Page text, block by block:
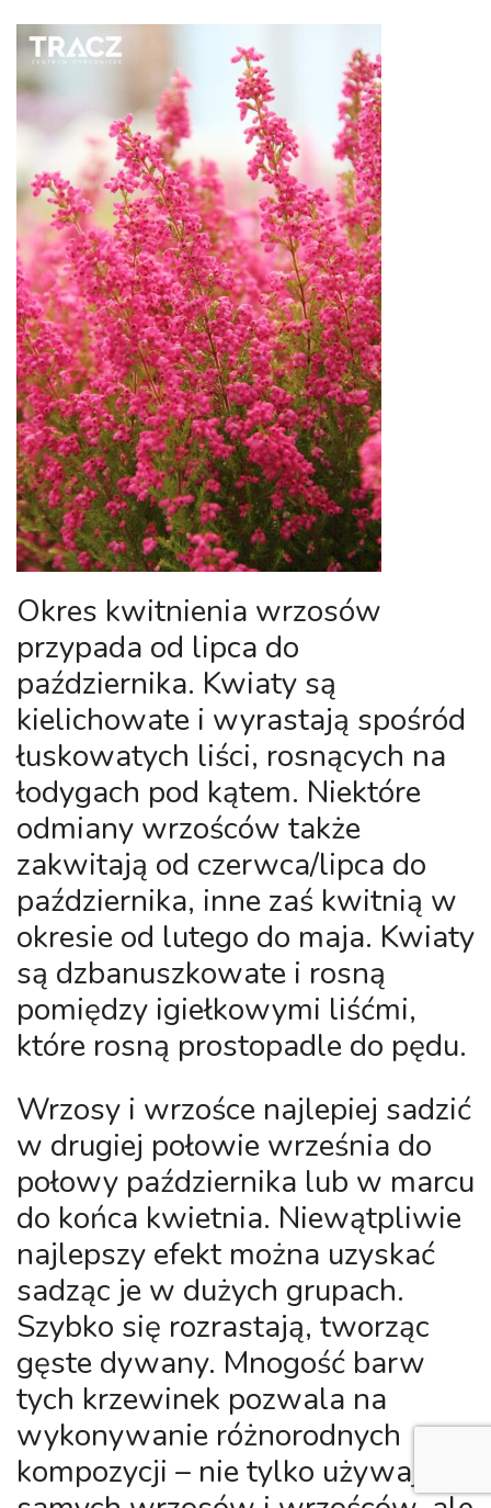
Okres kwitnienia wrzosów
przypada od lipca do
października. Kwiaty są
kielichowate i wyrastają spośród
łuskowatych liści, rosnących na
łodygach pod kątem. Niektóre
odmiany wrzośców także
zakwitają od czerwca/lipca do
października, inne zaś kwitnią w
okresie od lutego do maja. Kwiaty
są dzbanuszkowate i rosną
pomiędzy igiełkowymi liśćmi,
które rosną prostopadle do pędu.
Wrzosy i wrzośce najlepiej sadzić
w drugiej połowie września do
połowy października lub w marcu
do końca kwietnia. Niewątpliwie
najlepszy efekt można uzyskać
sadząc je w dużych grupach.
Szybko się rozrastają, tworząc
gęste dywany. Mnogość barw
tych krzewinek pozwala na
wykonywanie różnorodnych
kompozycji – nie tylko używając